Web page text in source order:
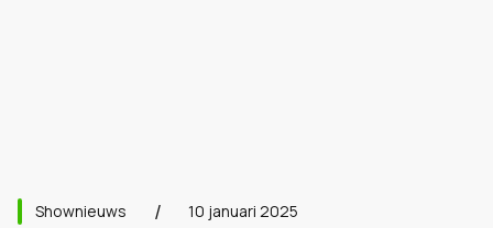
Shownieuws 10 januari 2025